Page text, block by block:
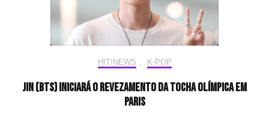
HIT!NEWS K-POP
Jin (BTS) iniciará o revezamento da tocha olímpica em
Paris